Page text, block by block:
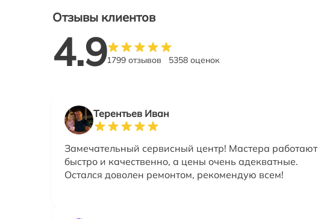
Отзывы клиентов
4.91799 отзывов 5358 оценок
Терентьев Иван
Замечательный сервисный центр! Мастера работают
быстро и качественно, а цены очень адекватные.
Остался доволен ремонтом, рекомендую всем!